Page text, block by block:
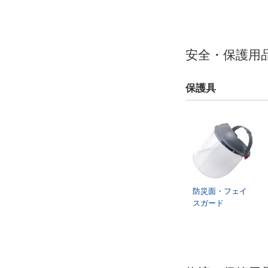
安全・保護用
保護具
防災面・フェイ
スガード